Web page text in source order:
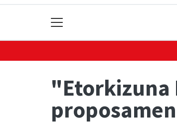
"Etorkizuna